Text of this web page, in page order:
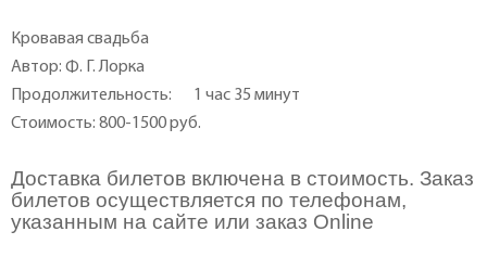
Кровавая свадьба
Автор: Ф. Г. Лорка
Продолжительность:
1 час 35 минут
Стоимость: 800-1500 руб.
Доставка билетов включена в стоимость. Заказ
билетов осуществляется по телефонам,
указанным на сайте или заказ Online